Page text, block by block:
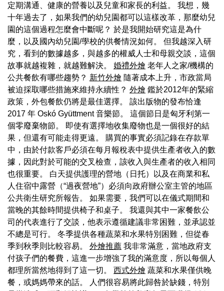
定期溝通、健康的營養以及兒童和家長的利益。 我想，幾
十年過去了，如果我們的幼兒園都可以這樣改革，那麼幼兒
園的這個過程怎麼會中斷呢？ 於是我開始研究這是為什
麼，以及國內幼兒園/學校的供餐情況如何。 但我越深入研
究，看到的數據越多，與越多的權威人士和母親交談，這個
故事就越複雜，就越難解決。 婚禮外燴 老年人之家/機構的
公共餐飲有哪些趨勢？ 新竹外燴 隨著成本上升，市政當局
被迫採取哪些措施來維持永續性？ 外燴 鑑於2012年的緊縮
政策，外包餐飲仍將是最佳選擇。 該出版物的發布恰逢
2017 年 Oskó Gyüttment 音樂節。 這個節日是匈牙利第一
個零廢棄物節。 即使有選擇地收集廢物也是一個很好的結
果，但還有可能走得更遠。 購買的事實必須記錄在存款單
中，由於付款客戶必須在每月報稅表中提供生產者收入的數
據，因此對於可能的交叉檢查，該收入與生產者的收入相同
也很重要。 白天提供護理的營地（日托）以及在商業和私
人住宿中露營（“過夜營地”）必須向政府辦公室主管的地區
公共衛生研究所報告。 如果需要，我們可以在儀式期間和
當晚的其餘時間提供椅子和桌子。 我還與其中一家餐飲公
司的代表進行了交談，他表示遵循建議非常困難，並承認並
不總是可行。 冬季提供各種蔬菜和水果特別困難，但從春
季到秋季則比較容易。 外燴推薦 我非常滿意，當地政府支
付孩子們的餐費，這進一步增強了我的滿意度，所以每個人
都理所當然地得到了這一切。 西式外燴 蔬菜和水果僅供晚
餐，或媽媽帶來的話。 人們很容易將此歸咎於缺錢，特別